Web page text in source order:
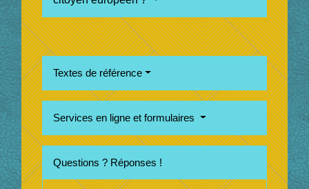
Textes de référence
Services en ligne et formulaires
Questions ? Réponses !